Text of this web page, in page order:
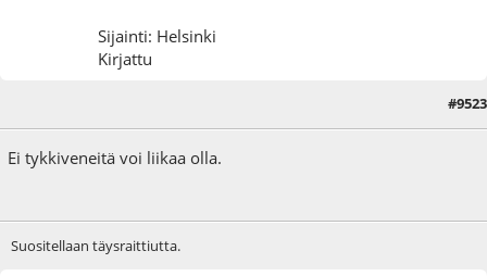
Sijainti: Helsinki
Kirjattu
#9523
Ei tykkiveneitä voi liikaa olla.
Suositellaan täysraittiutta.